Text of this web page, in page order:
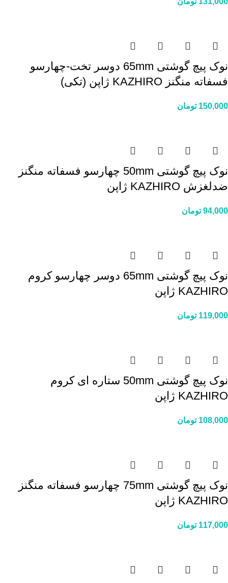
نوک پیچ گوشتی 65mm دوسر تخت-چهارسو
فسفاته منگنز KAZHIRO ژاپن (تکی)
150,000 تومان
نوک پیچ گوشتی 50mm چهارسو فسفاته منگنز
ضدلغزش KAZHIRO ژاپن
94,000 تومان
نوک پیچ گوشتی 65mm دوسر چهارسو کروم
KAZHIRO ژاپن
119,000 تومان
نوک پیچ گوشتی 50mm ستاره ای کروم
KAZHIRO ژاپن
108,000 تومان
نوک پیچ گوشتی 75mm چهارسو فسفاته منگنز
KAZHIRO ژاپن
117,000 تومان